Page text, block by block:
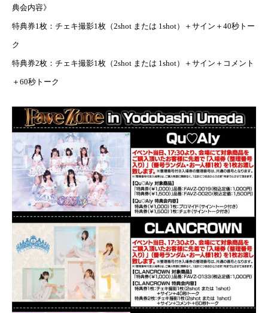
典会内容》
特典券1枚：チェキ撮影1枚（2shot または 1shot）＋サイン＋40秒トー
ク
特典券2枚：チェキ撮影1枚（2shot または 1shot）＋サイン＋コメント
＋60秒トーク